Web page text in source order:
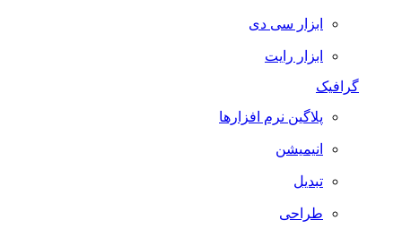
ابزار سی دی
ابزار رایت
گرافیک
پلاگین نرم افزارها
انیمیشن
تبدیل
طراحی